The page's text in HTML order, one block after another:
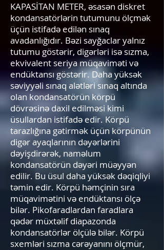
KAPASİTAN METER, əsasən diskret
kondansatörlərin tutumunu ölçmək
üçün istifadə edilən sınaq
avadanlığıdır. Bəzi sayğaclar yalnız
tutumu göstərir, digərləri isə sızma,
ekvivalent seriya müqaviməti və
endüktansı göstərir. Daha yüksək
səviyyəli sınaq alətləri sınaq altında
olan kondansatörün körpü
dövrəsinə daxil edilməsi kimi
üsullardan istifadə edir. Körpü
tarazlığına gətirmək üçün körpünün
digər ayaqlarının dəyərlərini
dəyişdirərək, naməlum
kondansatörün dəyəri müəyyən
edilir. Bu üsul daha yüksək dəqiqliyi
təmin edir. Körpü həmçinin sıra
müqavimətini və endüktansı ölçə
bilər. Pikofaradlardan faradlara
qədər müxtəlif diapazonda
kondansatörlər ölçülə bilər. Körpü
sxemləri sızma cərəyanını ölçmür,